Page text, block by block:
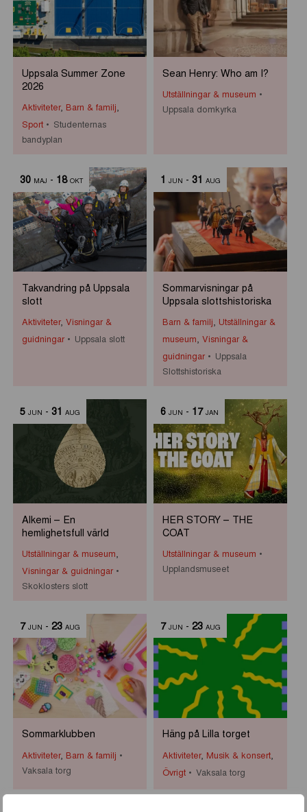
Uppsala Summer Zone
2026
Aktiviteter, Barn & familj,
Sport
Studenternas
bandyplan
Sean Henry: Who am I?
Utställningar & museum
Uppsala domkyrka
30 MAJ - 18 OKT
Takvandring på Uppsala
slott
Aktiviteter, Visningar &
guidningar
Uppsala slott
1 JUN - 31 AUG
Sommarvisningar på
Uppsala slottshistoriska
Barn & familj, Utställningar &
museum, Visningar &
guidningar
Uppsala
Slottshistoriska
5 JUN - 31 AUG
Alkemi – En
hemlighetsfull värld
Utställningar & museum,
Visningar & guidningar
Skoklosters slott
6 JUN - 17 JAN
HER STORY – THE
COAT
Utställningar & museum
Upplandsmuseet
7 JUN - 23 AUG
Sommarklubben
Aktiviteter, Barn & familj
Vaksala torg
7 JUN - 23 AUG
Häng på Lilla torget
Aktiviteter, Musik & konsert,
Övrigt
Vaksala torg